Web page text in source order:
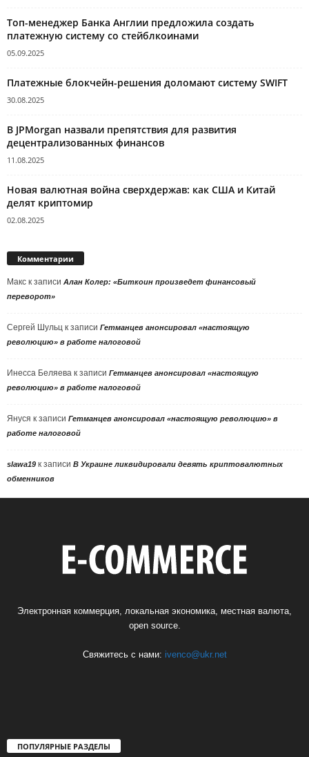
Топ-менеджер Банка Англии предложила создать
платежную систему со стейблкоинами
05.09.2025
Платежные блокчейн-решения доломают систему SWIFT
30.08.2025
В JPMorgan назвали препятствия для развития
децентрализованных финансов
11.08.2025
Новая валютная война сверхдержав: как США и Китай
делят криптомир
02.08.2025
Комментарии
Макс к записи Алан Колер: «Биткоин произведет финансовый
переворот»
Сергей Шульц к записи Гетманцев анонсировал «настоящую
революцию» в работе налоговой
Инесса Беляева к записи Гетманцев анонсировал «настоящую
революцию» в работе налоговой
Януся к записи Гетманцев анонсировал «настоящую революцию» в
работе налоговой
slawa19 к записи В Украине ликвидировали девять криптовалютных
обменников
Электронная коммерция, локальная экономика, местная валюта,
open source.
Свяжитесь с нами: ivenco@ukr.net
ПОПУЛЯРНЫЕ РАЗДЕЛЫ